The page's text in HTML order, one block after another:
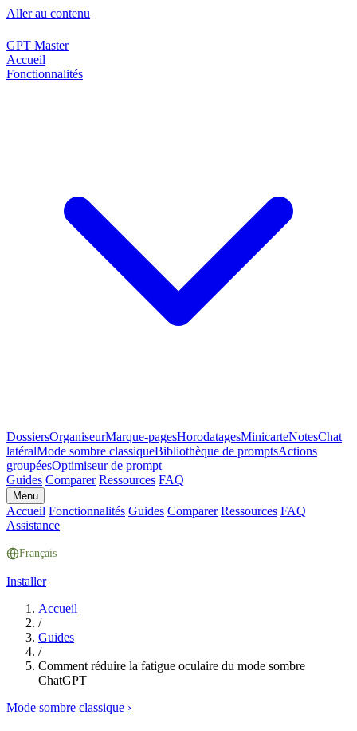
Aller au contenu
GPT Master
Accueil
Fonctionnalités
DossiersOrganiseurMarque-pagesHorodatagesMinicarteNotesChat
latéralMode sombre classiqueBibliothèque de promptsActions
groupéesOptimiseur de prompt
Guides Comparer Ressources FAQ
Menu
Accueil Fonctionnalités Guides Comparer Ressources FAQ
Assistance
Français
Installer
Accueil
/
Guides
/
Comment réduire la fatigue oculaire du mode sombre
ChatGPT
Mode sombre classique ›